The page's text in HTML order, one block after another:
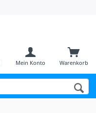
Warenkorb
Mein Konto